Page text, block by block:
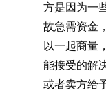
方是因为一
故急需资金
以一起商量
能接受的解
或者卖方给